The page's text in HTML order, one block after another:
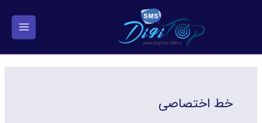
خط اختصاصی